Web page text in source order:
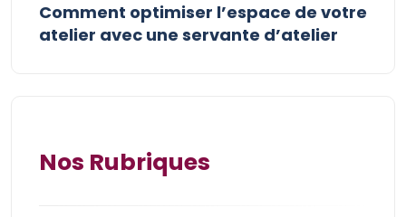
Comment optimiser l’espace de votre
atelier avec une servante d’atelier
Nos Rubriques